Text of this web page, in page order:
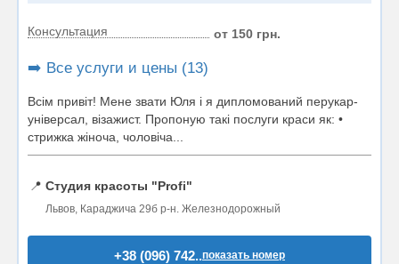
Консультация от 150 грн.
➡️ Все услуги и цены (13)
Всім привіт! Мене звати Юля і я дипломований перукар-
універсал, візажист. Пропоную такі послуги краси як: •
стрижка жіноча, чоловіча...
📍 Студия красоты "Profi"
Львов, Караджича 29б р-н. Железнодорожный
+38 (096) 742..показать номер